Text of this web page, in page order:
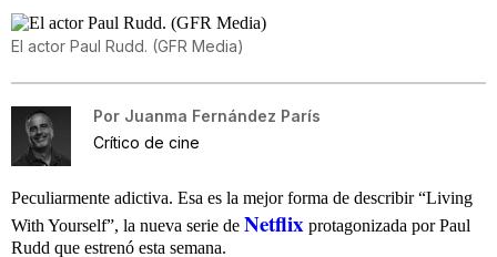
El actor Paul Rudd. (GFR Media)
Por Juanma Fernández París
Crítico de cine
Peculiarmente adictiva. Esa es la mejor forma de describir “Living
With Yourself”, la nueva serie de Netflix protagonizada por Paul
Rudd que estrenó esta semana.